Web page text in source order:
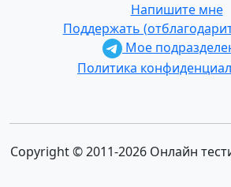
Напишите мне
Поддержать
Мое
Политика
Copyright © 2011-2026 Онлайн